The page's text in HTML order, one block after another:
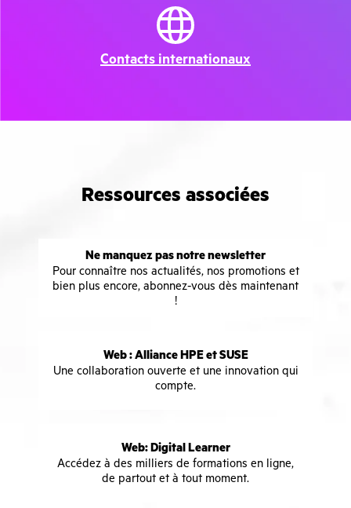
Contacts internationaux
Ressources associées
Ne manquez pas notre newsletter
Pour connaître nos actualités, nos promotions et
bien plus encore, abonnez-vous dès maintenant
!
Web : Alliance HPE et SUSE
Une collaboration ouverte et une innovation qui
compte.
Web: Digital Learner
Accédez à des milliers de formations en ligne,
de partout et à tout moment.